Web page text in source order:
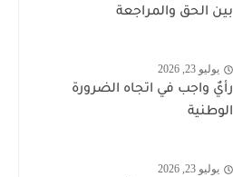
بين الحق والمراجعة
يوليو 23, 2026
رأيٌ واجب في اتجاه الضرورة
الوطنية
يوليو 23, 2026